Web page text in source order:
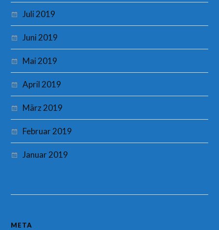
Juli 2019
Juni 2019
Mai 2019
April 2019
März 2019
Februar 2019
Januar 2019
META